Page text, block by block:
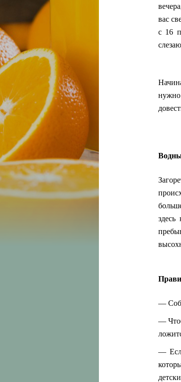
вас
с 16
нужно
—
—
—